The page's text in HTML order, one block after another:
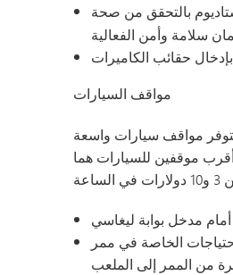
بالتحقق من صحة
مواقف السيارات
مواقف سيارات واسعة
موقفين للسيارات هما
الخاصة في ممر